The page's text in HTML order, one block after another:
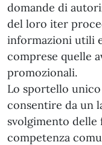
domande di
del loro iter
informazioni utili
comprese quelle
promozionali.
Lo sportello
consentire da un
svolgimento
competenza